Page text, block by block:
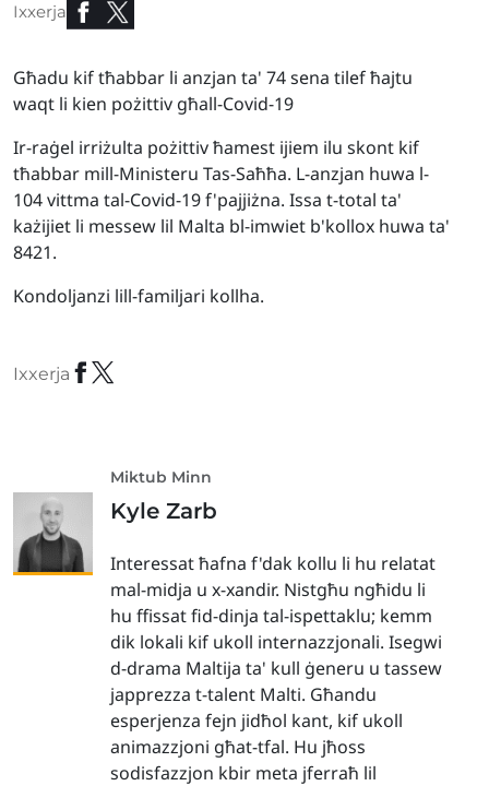
Ixxerja
Għadu kif tħabbar li anzjan ta' 74 sena tilef ħajtu
waqt li kien pożittiv għall-Covid-19
Ir-raġel irriżulta pożittiv ħamest ijiem ilu skont kif
tħabbar mill-Ministeru Tas-Saħħa. L-anzjan huwa l-
104 vittma tal-Covid-19 f'pajjiżna. Issa t-total ta'
każijiet li messew lil Malta bl-imwiet b'kollox huwa ta'
8421.
Kondoljanzi lill-familjari kollha.
Ixxerja
Miktub Minn
Kyle Zarb
Interessat ħafna f'dak kollu li hu relatat
mal-midja u x-xandir. Nistgħu ngħidu li
hu ffissat fid-dinja tal-ispettaklu; kemm
dik lokali kif ukoll internazzjonali. Isegwi
d-drama Maltija ta' kull ġeneru u tassew
japprezza t-talent Malti. Għandu
esperjenza fejn jidħol kant, kif ukoll
animazzjoni għat-tfal. Hu jħoss
sodisfazzjon kbir meta jferraħ lil